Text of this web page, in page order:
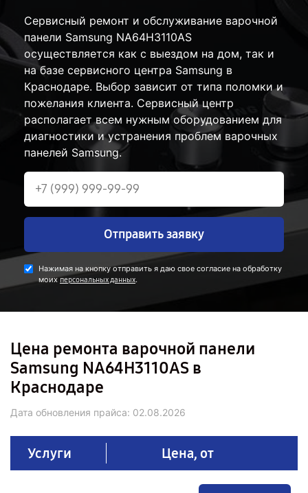
Сервисный ремонт и обслуживание варочной
панели Samsung NA64H3110AS
осуществляется как с выездом на дом, так и
на базе сервисного центра Samsung в
Краснодаре. Выбор зависит от типа поломки и
пожелания клиента. Сервисный центр
располагает всем нужным оборудованием для
диагностики и устранения проблем варочных
панелей Samsung.
Отправить заявку
Нажимая на кнопку отправить я даю свое согласие на обработку
моихперсональных данных.
Цена ремонта варочной панели
Samsung NA64H3110AS в
Краснодаре
Дата обновления прайса: 02.08.2026
Услуги Цена, от